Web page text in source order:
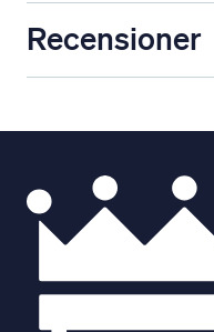
Recensioner